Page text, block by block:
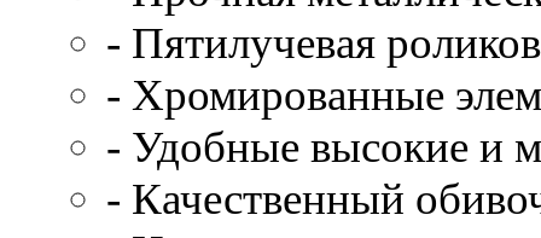
- Пятилучевая
- Хромированные
- Удобные высокие и
- Качественный